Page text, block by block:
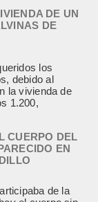
DE UN
DE
los
debido al
la vivienda de
1.200,
CUERPO DEL
EN
de la